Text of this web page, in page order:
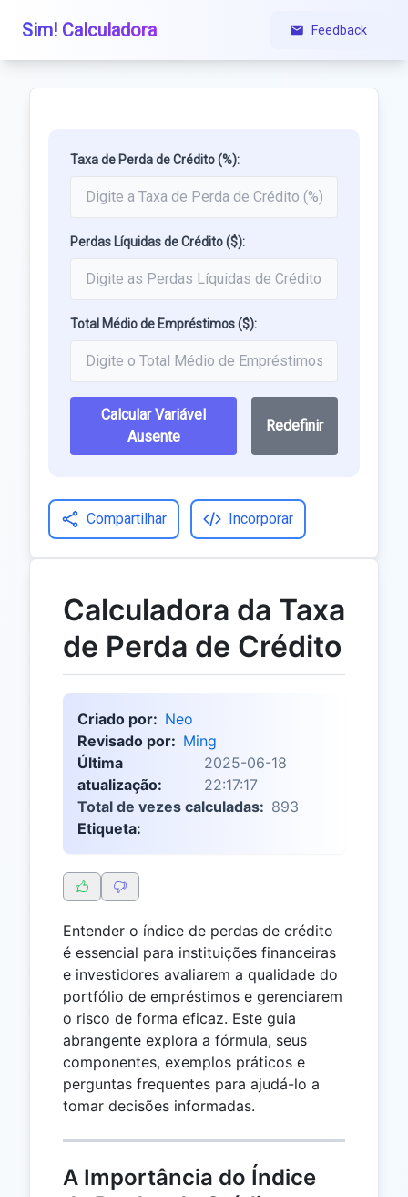
Sim! Calculadora Feedback
Taxa de Perda de Crédito (%):
Perdas Líquidas de Crédito ($):
Total Médio de Empréstimos ($):
Calcular Variável
Ausente
Redefinir
Compartilhar Incorporar
Calculadora da Taxa
de Perda de Crédito
Criado por: Neo
Revisado por: Ming
Última
atualização:
2025-06-18
22:17:17
Total de vezes calculadas: 893
Etiqueta:
Entender o índice de perdas de crédito
é essencial para instituições financeiras
e investidores avaliarem a qualidade do
portfólio de empréstimos e gerenciarem
o risco de forma eficaz. Este guia
abrangente explora a fórmula, seus
componentes, exemplos práticos e
perguntas frequentes para ajudá-lo a
tomar decisões informadas.
A Importância do Índice